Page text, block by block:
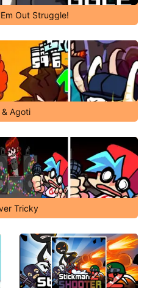
Out Struggle!
Agoti
Tricky